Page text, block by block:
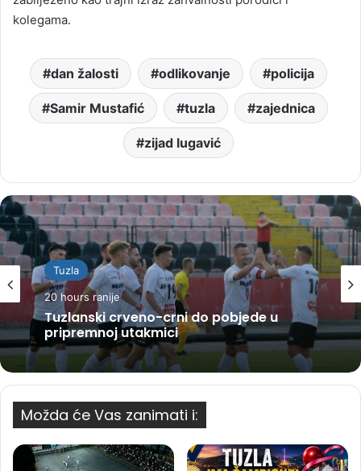
kolegama.
dan žalosti odlikovanje policija
Samir Mustafić tuzla zajednica
zijad lugavić
Tuzla
20 hours ranije
Tuzlanski crveno-crni do pobjede u
pripremnoj utakmici
Možda će Vas zanimati i: